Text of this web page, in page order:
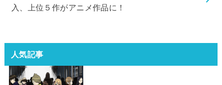
入、上位５作がアニメ作品に！
人気記事